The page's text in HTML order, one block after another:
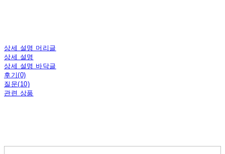
상세 설명 머리글
상세 설명
상세 설명 바닥글
후기(0)
질문(10)
관련 상품